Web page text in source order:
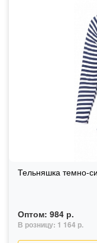
Тельняшка темно-
Оптом: 984 р.
В розницу: 1 164 р.